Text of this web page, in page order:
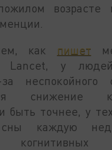
возрасте
как пишет
Lancet, у людей
за
снижение
быть точнее, у
сны каждую
когнитивных